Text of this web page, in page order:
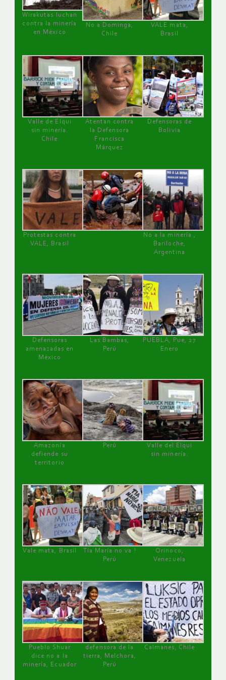
Wirakutas luchan
contra la minería
en México
No a Dominga,
Chile
VALE mata,
Brasil
Valle de Elqui
sin minería.
Chile
Atentan contra
la Defensora
Francisca
Márquez
Defensoras de
Bolivia
Protestas contra
VALE, Brasil
No a la minería ,
Bariloche,
Argentina
Defensoras
amenazadas en
México
Las Bambas,
Perú
PUEBLA, Pue, 27
Enero
Amazonía
defiende su
territorio
Perú
Valle del Elqui
sin minería.
Vale mata, Brasil
Tía María no va !
Perú
Orinoco,
Venezuela
Pueblo Shuar
dice no a la
minería, Ecuador
defensora de la
tierra, Melchora,
Perú
Caimanes, Chile